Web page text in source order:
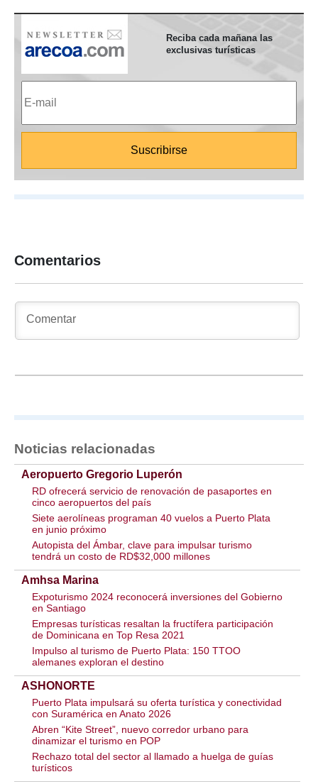
Reciba cada mañana las
exclusivas turísticas
Comentarios
Noticias relacionadas
Aeropuerto Gregorio Luperón
RD ofrecerá servicio de renovación de pasaportes en
cinco aeropuertos del país
Siete aerolíneas programan 40 vuelos a Puerto Plata
en junio próximo
Autopista del Ámbar, clave para impulsar turismo
tendrá un costo de RD$32,000 millones
Amhsa Marina
Expoturismo 2024 reconocerá inversiones del Gobierno
en Santiago
Empresas turísticas resaltan la fructífera participación
de Dominicana en Top Resa 2021
Impulso al turismo de Puerto Plata: 150 TTOO
alemanes exploran el destino
ASHONORTE
Puerto Plata impulsará su oferta turística y conectividad
con Suramérica en Anato 2026
Abren “Kite Street”, nuevo corredor urbano para
dinamizar el turismo en POP
Rechazo total del sector al llamado a huelga de guías
turísticos